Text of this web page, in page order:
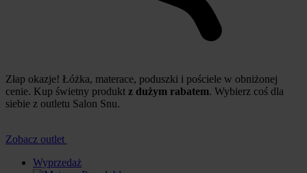
Złap okazje! Łóżka, materace, poduszki i pościele w obniżonej
cenie. Kup świetny produkt z dużym rabatem. Wybierz coś dla
siebie z outletu Salon Snu.
Zobacz outlet
Wyprzedaż